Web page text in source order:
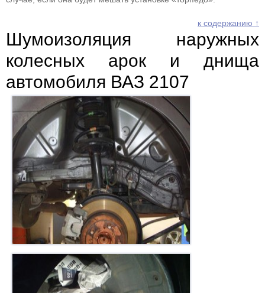
к содержанию ↑
Шумоизоляция наружных
колесных арок и днища
автомобиля ВАЗ 2107